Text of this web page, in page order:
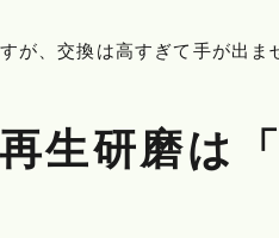
が、交換は高すぎて手が出
再生研磨は